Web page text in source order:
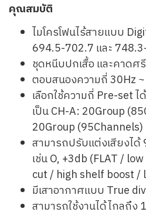
คุณสมบัติ
ไมโครโฟนไร้สายแบบ
694.5-702.7 และ
ชุดหนีบปกเสื้อ และคาดศ
ตอบสนองความถี่ 30Hz
เลือกใช้ความถี่ Pre-set
เป็น CH-A: 20Group
20Group (95Channels)
สามารถปรับแต่งเสียงไ
เช่น O, +3db (FLAT /
cut / high shelf boost /
มีเสาอากาศแบบ True
สามารถใช้งานได้ไกลถึง